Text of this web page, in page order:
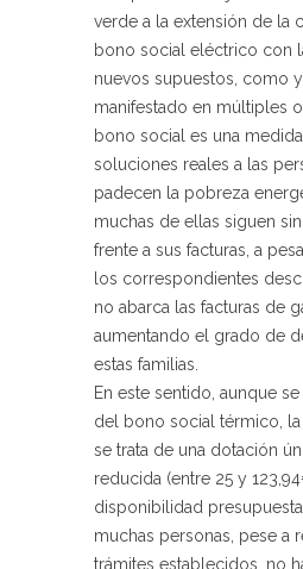
verde a la extensión de la
bono social eléctrico con
nuevos supuestos, como
manifestado en múltiples
bono social es una
soluciones reales a las
padecen la pobreza
muchas de ellas siguen
frente a sus facturas, a
los correspondientes
no abarca las facturas de
aumentando el grado de
estas familias.
En este sentido, aunque
del bono social térmico,
se trata de una dotación
reducida (entre 25 y
disponibilidad
muchas personas, pese a
trámites establecidos, no